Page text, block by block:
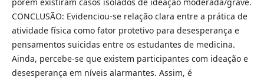
CONCLUSÃO: Evidenciou-se relação clara entre a prática de
atividade física como fator protetivo para desesperança e
pensamentos suicidas entre os estudantes de medicina.
Ainda, percebe-se que existem participantes com ideação e
desesperança em níveis alarmantes. Assim, é